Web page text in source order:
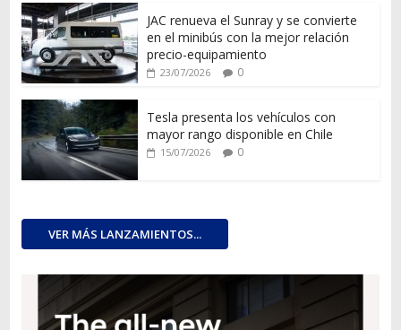
JAC renueva el Sunray y se convierte
en el minibús con la mejor relación
precio-equipamiento
23/07/2026 0
Tesla presenta los vehículos con
mayor rango disponible en Chile
15/07/2026 0
VER MÁS LANZAMIENTOS...